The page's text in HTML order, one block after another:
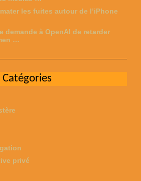
les fuites autour de l’iPhone
demande à OpenAI de retarder
…
Catégories
privé